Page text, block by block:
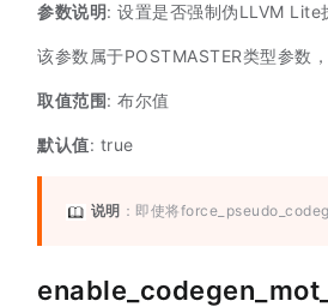
参数说明: 设置是否强制伪LLVM Lite
该参数属于POSTMASTER类型参数
取值范围: 布尔值
默认值: true
说明 ：即使将